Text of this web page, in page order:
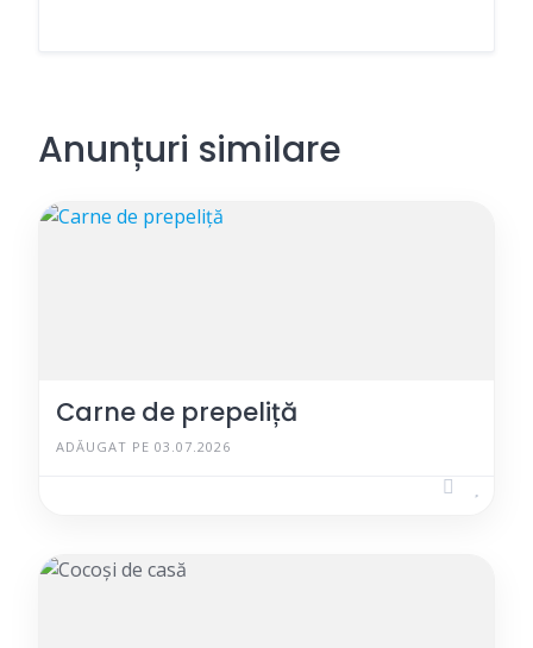
Anunțuri similare
Carne de prepeliță
ADĂUGAT PE 03.07.2026